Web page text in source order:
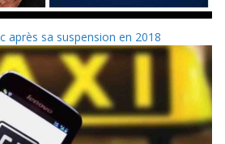
après sa suspension en 2018